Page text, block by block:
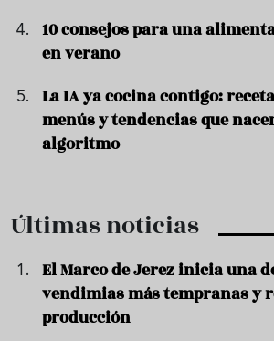
10 consejos para una
en verano
La IA ya cocina contigo:
menús y tendencias que
algoritmo
Últimas noticias
El Marco de Jerez inicia una
vendimias más tempranas y
producción